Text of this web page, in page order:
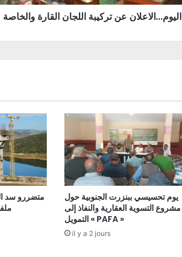
اليوم...الاعلان عن تركيبة اللجان القارة والخاصة
متضررو سد
يوم تحسيسي ببنزرت الجنوبية حول
مشروع التسوية العقارية والنفاذ إلى
التمويل « PAFA »
il y a 2 jours